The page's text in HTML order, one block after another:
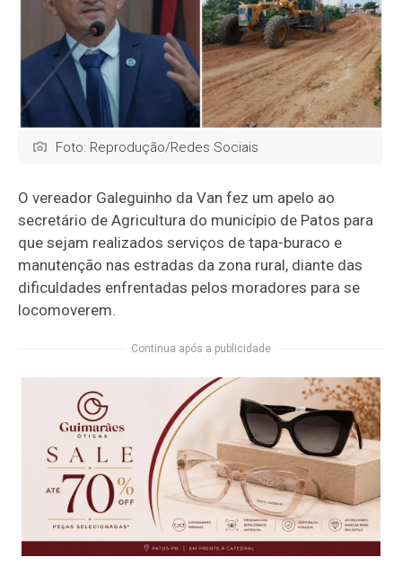
Foto: Reprodução/Redes Sociais
O vereador Galeguinho da Van fez um apelo ao
secretário de Agricultura do município de Patos para
que sejam realizados serviços de tapa-buraco e
manutenção nas estradas da zona rural, diante das
dificuldades enfrentadas pelos moradores para se
locomoverem.
Continua após a publicidade